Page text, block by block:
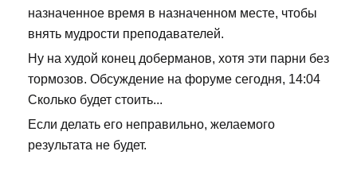
назначенное время в назначенном месте, чтобы
внять мудрости преподавателей.
Ну на худой конец доберманов, хотя эти парни без
тормозов. Обсуждение на форуме сегодня, 14:04
Сколько будет стоить...
Если делать его неправильно, желаемого
результата не будет.